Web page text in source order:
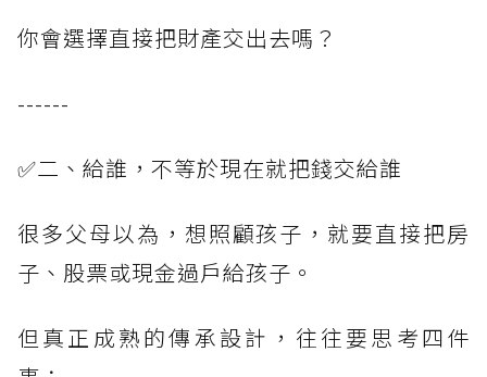
你會選擇直接把財產交出去嗎？
------
✅二、給誰，不等於現在就把錢交給誰
很多父母以為，想照顧孩子，就要直接把房
子、股票或現金過戶給孩子。
但真正成熟的傳承設計，往往要思考四件